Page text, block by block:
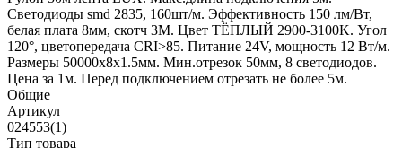
Светодиоды smd 2835, 160шт/м. Эффективность 150 лм/Вт,
белая плата 8мм, скотч 3М. Цвет ТЁПЛЫЙ 2900-3100K. Угол
120°, цветопередача CRI>85. Питание 24V, мощность 12 Вт/м.
Размеры 50000х8х1.5мм. Мин.отрезок 50мм, 8 светодиодов.
Цена за 1м. Перед подключением отрезать не более 5м.
Общие
Артикул
024553(1)
Тип товара